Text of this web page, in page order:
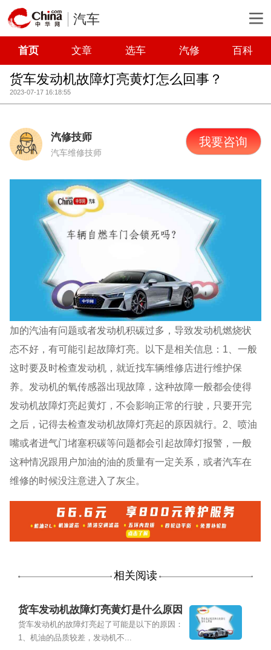
汽车
首页 文章 选车 汽修 百科
货车发动机故障灯亮黄灯怎么回事？
2023-07-17 16:18:55
汽修技师
汽车维修技师
我要咨询
加的汽油有问题或者发动机积碳过多，导致发动机燃烧状
态不好，有可能引起故障灯亮。以下是相关信息：1、一般
这时要及时检查发动机，就近找车辆维修店进行维护保
养。发动机的氧传感器出现故障，这种故障一般都会使得
发动机故障灯亮起黄灯，不会影响正常的行驶，只要开完
之后，记得去检查发动机故障灯亮起的原因就行。2、喷油
嘴或者进气门堵塞积碳等问题都会引起故障灯报警，一般
这种情况跟用户加油的油的质量有一定关系，或者汽车在
维修的时候没注意进入了灰尘。
相关阅读
货车发动机故障灯亮黄灯是什么原因
货车发动机的故障灯亮起了可能是以下的原因：
1、机油的品质较差，发动机不...